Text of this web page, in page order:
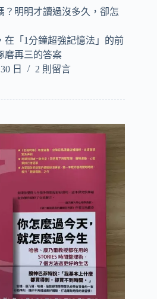
？明明才讀過沒多久，卻怎
在「1分鐘超強記憶法」的前
磨再三的答案
日 2 則留言